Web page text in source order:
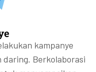
kampanye
Berkolaborasi